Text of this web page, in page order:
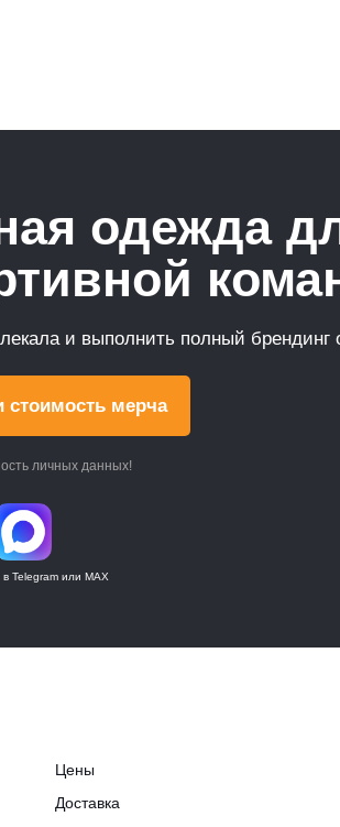
одежда
и выполнить полный брендинг
личных данных!
Telegram или MAX
стоимость мерча
Цены
Доставка